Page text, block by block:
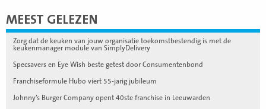
MEEST GELEZEN
Zorg dat de keuken van jouw organisatie toekomstbestendig is met de
keukenmanager module van SimplyDelivery
Specsavers en Eye Wish beste getest door Consumentenbond
Franchiseformule Hubo viert 55-jarig jubileum
Johnny’s Burger Company opent 40ste franchise in Leeuwarden